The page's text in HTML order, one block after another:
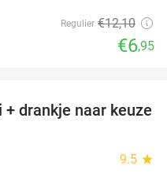
Regulier €12,10
€6,95
38%
drankje naar keuze
9.5 star